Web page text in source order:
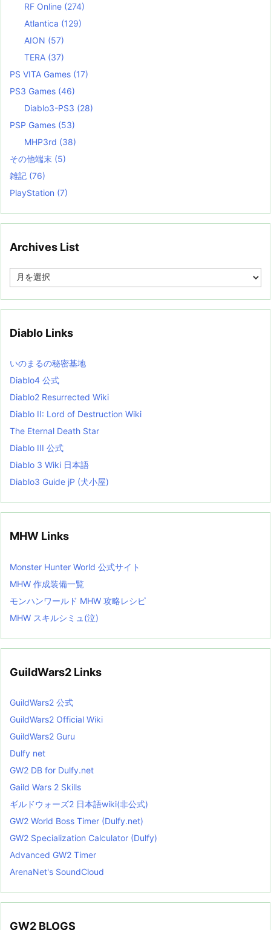
RF Online (274)
Atlantica (129)
AION (57)
TERA (37)
PS VITA Games (17)
PS3 Games (46)
Diablo3-PS3 (28)
PSP Games (53)
MHP3rd (38)
その他端末 (5)
雑記 (76)
PlayStation (7)
Archives List
e
i
s
t
Diablo Links
いのまるの秘密基地
Diablo4 公式
Diablo2 Resurrected Wiki
Diablo II: Lord of Destruction Wiki
The Eternal Death Star
Diablo III 公式
Diablo 3 Wiki 日本語
Diablo3 Guide jP (犬小屋)
MHW Links
Monster Hunter World 公式サイト
MHW 作成装備一覧
モンハンワールド MHW 攻略レシピ
MHW スキルシミュ(泣)
GuildWars2 Links
GuildWars2 公式
GuildWars2 Official Wiki
GuildWars2 Guru
Dulfy net
GW2 DB for Dulfy.net
Gaild Wars 2 Skills
ギルドウォーズ2 日本語wiki(非公式)
GW2 World Boss Timer (Dulfy.net)
GW2 Specialization Calculator (Dulfy)
Advanced GW2 Timer
ArenaNet's SoundCloud
GW2 BLOGS